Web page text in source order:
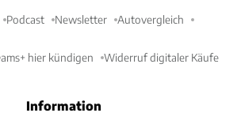
Podcast Newsletter Autovergleich
ams+ hier kündigen Widerruf digitaler Käufe
Information